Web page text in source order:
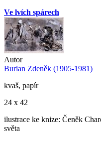
Ve lvích spárech
Autor
Burian Zdeněk (1905-1981)
kvaš, papír
24 x 42
ilustrace ke knize: Čeněk
světa